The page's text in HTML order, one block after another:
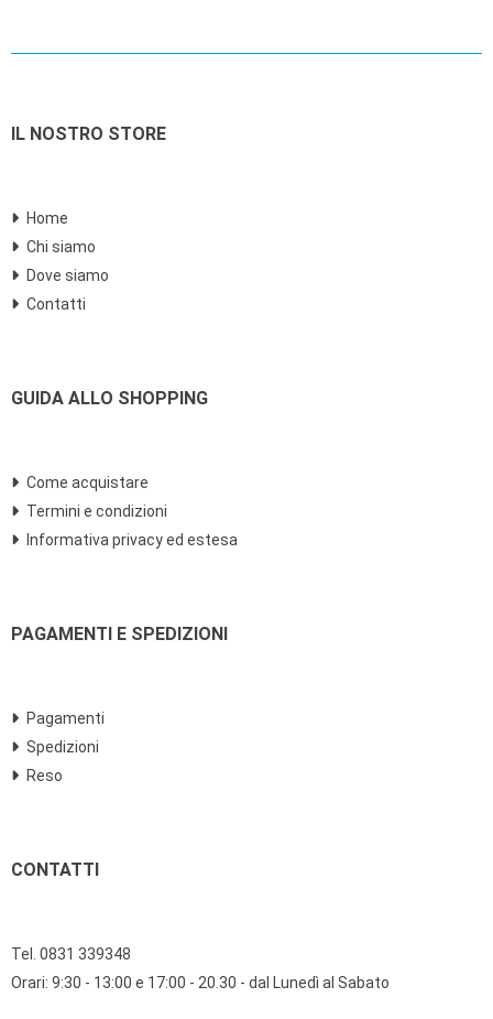
IL NOSTRO STORE
Home
Chi siamo
Dove siamo
Contatti
GUIDA ALLO SHOPPING
Come acquistare
Termini e condizioni
Informativa privacy ed estesa
PAGAMENTI E SPEDIZIONI
Pagamenti
Spedizioni
Reso
CONTATTI
Tel. 0831 339348
Orari: 9:30 - 13:00 e 17:00 - 20.30 - dal Lunedì al Sabato